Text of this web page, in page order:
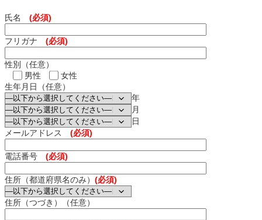
氏名 (必須)
フリガナ (必須)
性別（任意）
男性
女性
生年月日（任意）
年
月
日
メールアドレス (必須)
電話番号 (必須)
住所（都道府県名のみ） (必須)
住所（つづき）（任意）